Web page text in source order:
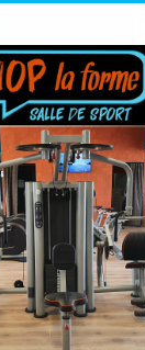
c’est
sport :
bouger, transpirer
: tout pour